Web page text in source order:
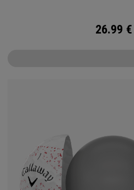
26.99 €